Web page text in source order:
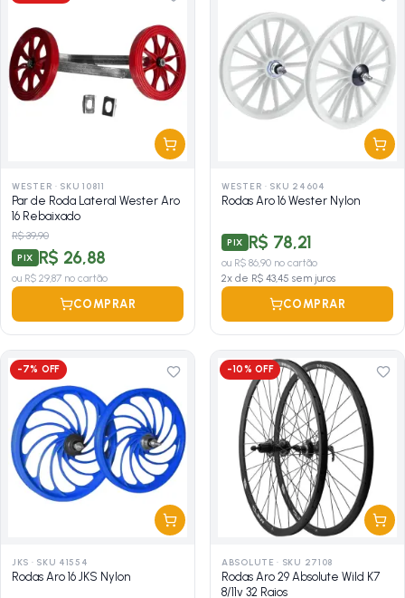
WESTER · SKU 10811
Par de Roda Lateral Wester Aro
16 Rebaixado
R$ 39,90
PIX R$ 26,88
ou R$ 29,87 no cartão
COMPRAR
WESTER · SKU 24604
Rodas Aro 16 Wester Nylon
PIX R$ 78,21
ou R$ 86,90 no cartão
2x de R$ 43,45 sem juros
COMPRAR
-7% OFF
JKS · SKU 41554
Rodas Aro 16 JKS Nylon
-10% OFF
ABSOLUTE · SKU 27108
Rodas Aro 29 Absolute Wild K7
8/11v 32 Raios